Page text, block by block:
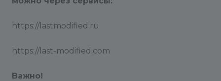
https://lastmodified.ru
https://last-modified.com
Важно!